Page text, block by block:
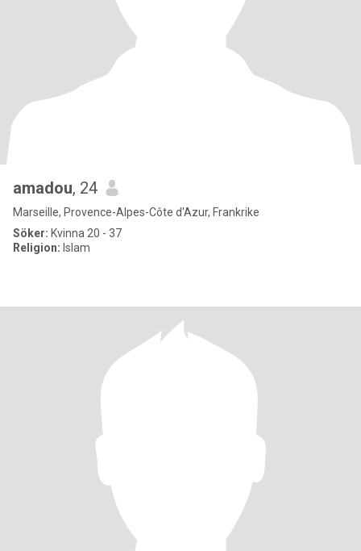
amadou, 24
Marseille, Provence-Alpes-Côte d'Azur, Frankrike
Söker: Kvinna 20 - 37
Religion: Islam